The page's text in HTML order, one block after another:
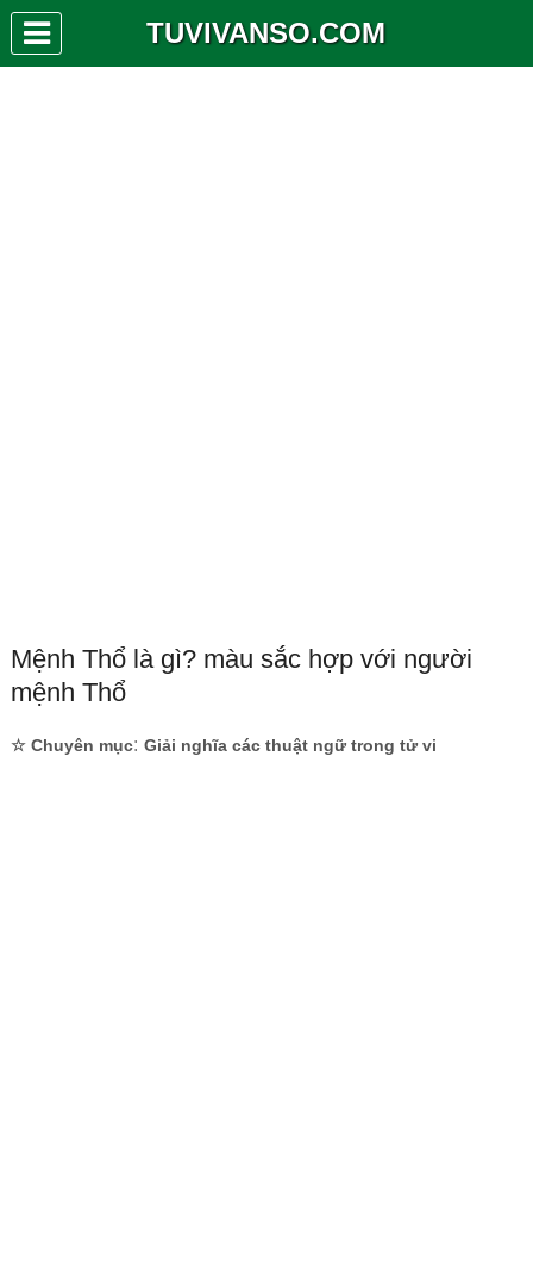
TUVIVANSO.COM
Mệnh Thổ là gì? màu sắc hợp với người
mệnh Thổ
☆ Chuyên mục: Giải nghĩa các thuật ngữ trong tử vi